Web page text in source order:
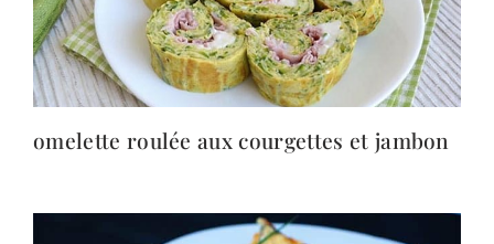
omelette roulée aux courgettes et jambon